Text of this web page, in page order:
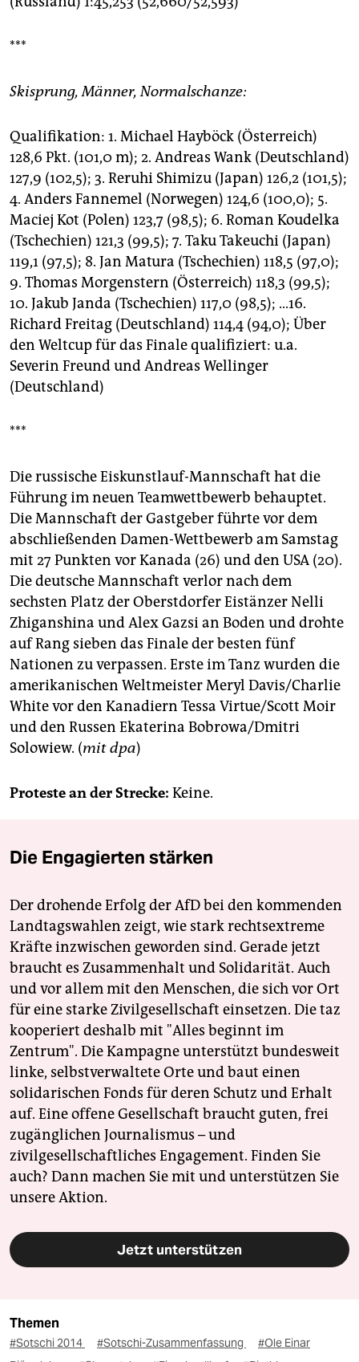
***
Skisprung, Männer, Normalschanze:
Qualifikation: 1. Michael Hayböck (Österreich)
128,6 Pkt. (101,0 m); 2. Andreas Wank (Deutschland)
127,9 (102,5); 3. Reruhi Shimizu (Japan) 126,2 (101,5);
4. Anders Fannemel (Norwegen) 124,6 (100,0); 5.
Maciej Kot (Polen) 123,7 (98,5); 6. Roman Koudelka
(Tschechien) 121,3 (99,5); 7. Taku Takeuchi (Japan)
119,1 (97,5); 8. Jan Matura (Tschechien) 118,5 (97,0);
9. Thomas Morgenstern (Österreich) 118,3 (99,5);
10. Jakub Janda (Tschechien) 117,0 (98,5); ...16.
Richard Freitag (Deutschland) 114,4 (94,0); Über
den Weltcup für das Finale qualifiziert: u.a.
Severin Freund und Andreas Wellinger
(Deutschland)
***
Die russische Eiskunstlauf-Mannschaft hat die
Führung im neuen Teamwettbewerb behauptet.
Die Mannschaft der Gastgeber führte vor dem
abschließenden Damen-Wettbewerb am Samstag
mit 27 Punkten vor Kanada (26) und den USA (20).
Die deutsche Mannschaft verlor nach dem
sechsten Platz der Oberstdorfer Eistänzer Nelli
Zhiganshina und Alex Gazsi an Boden und drohte
auf Rang sieben das Finale der besten fünf
Nationen zu verpassen. Erste im Tanz wurden die
amerikanischen Weltmeister Meryl Davis/Charlie
White vor den Kanadiern Tessa Virtue/Scott Moir
und den Russen Ekaterina Bobrowa/Dmitri
Solowiew. (mit dpa)
Proteste an der Strecke: Keine.
Die Engagierten stärken
Der drohende Erfolg der AfD bei den kommenden
Landtagswahlen zeigt, wie stark rechtsextreme
Kräfte inzwischen geworden sind. Gerade jetzt
braucht es Zusammenhalt und Solidarität. Auch
und vor allem mit den Menschen, die sich vor Ort
für eine starke Zivilgesellschaft einsetzen. Die taz
kooperiert deshalb mit "Alles beginnt im
Zentrum". Die Kampagne unterstützt bundesweit
linke, selbstverwaltete Orte und baut einen
solidarischen Fonds für deren Schutz und Erhalt
auf. Eine offene Gesellschaft braucht guten, frei
zugänglichen Journalismus – und
zivilgesellschaftliches Engagement. Finden Sie
auch? Dann machen Sie mit und unterstützen Sie
unsere Aktion.
Jetzt unterstützen
Themen
#Sotschi 2014 #Sotschi-Zusammenfassung
#Ole Einar